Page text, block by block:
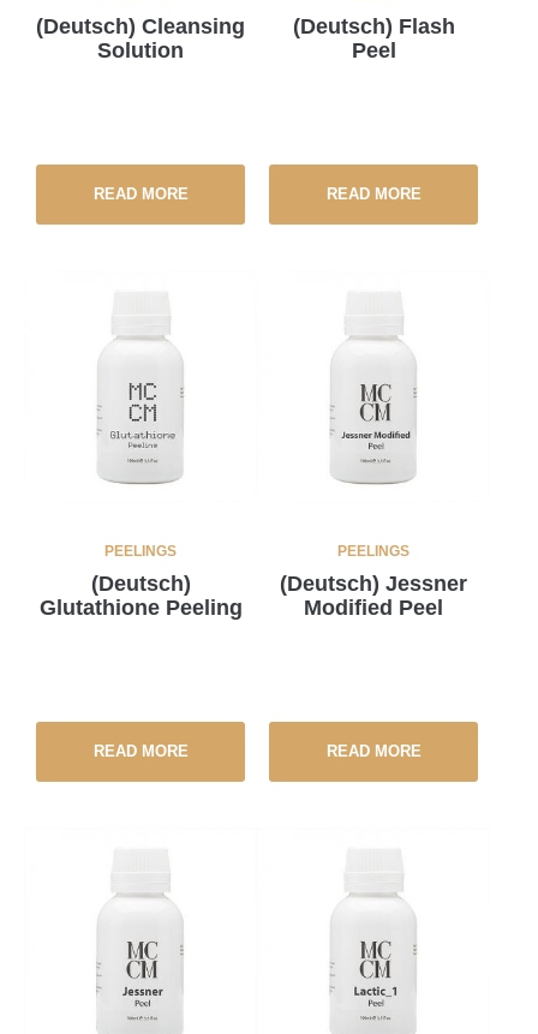
(Deutsch) Cleansing
Solution
READ MORE
(Deutsch) Flash
Peel
READ MORE
PEELINGS
(Deutsch)
Glutathione Peeling
READ MORE
PEELINGS
(Deutsch) Jessner
Modified Peel
READ MORE